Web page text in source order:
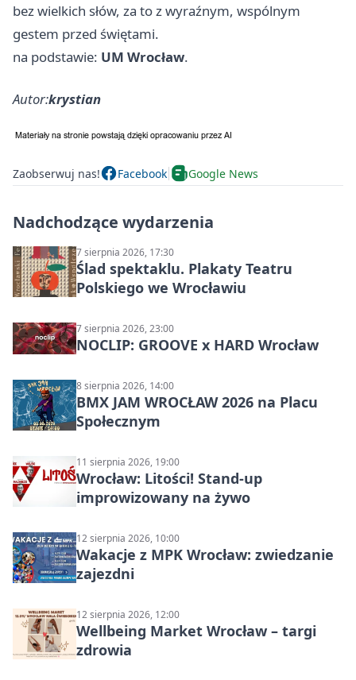
bez wielkich słów, za to z wyraźnym, wspólnym
gestem przed świętami.
na podstawie: UM Wrocław.
Autor:krystian
Zaobserwuj nas! Facebook Google News
Nadchodzące wydarzenia
7 sierpnia 2026, 17:30
Ślad spektaklu. Plakaty Teatru
Polskiego we Wrocławiu
7 sierpnia 2026, 23:00
NOCLIP: GROOVE x HARD Wrocław
8 sierpnia 2026, 14:00
BMX JAM WROCŁAW 2026 na Placu
Społecznym
11 sierpnia 2026, 19:00
Wrocław: Litości! Stand-up
improwizowany na żywo
12 sierpnia 2026, 10:00
Wakacje z MPK Wrocław: zwiedzanie
zajezdni
12 sierpnia 2026, 12:00
Wellbeing Market Wrocław – targi
zdrowia